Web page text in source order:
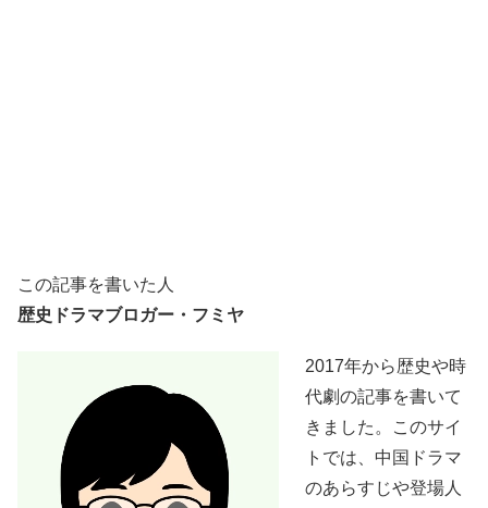
この記事を書いた人
歴史ドラマブロガー・フミヤ
2017年から歴史や時
代劇の記事を書いて
きました。このサイ
トでは、中国ドラマ
のあらすじや登場人